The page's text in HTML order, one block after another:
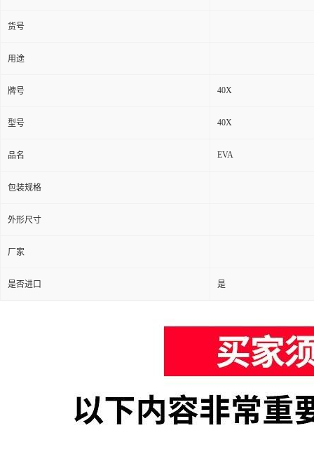
货号
用途
牌号 40X
型号 40X
品名 EVA
包装规格
外形尺寸
厂家
是否进口 是